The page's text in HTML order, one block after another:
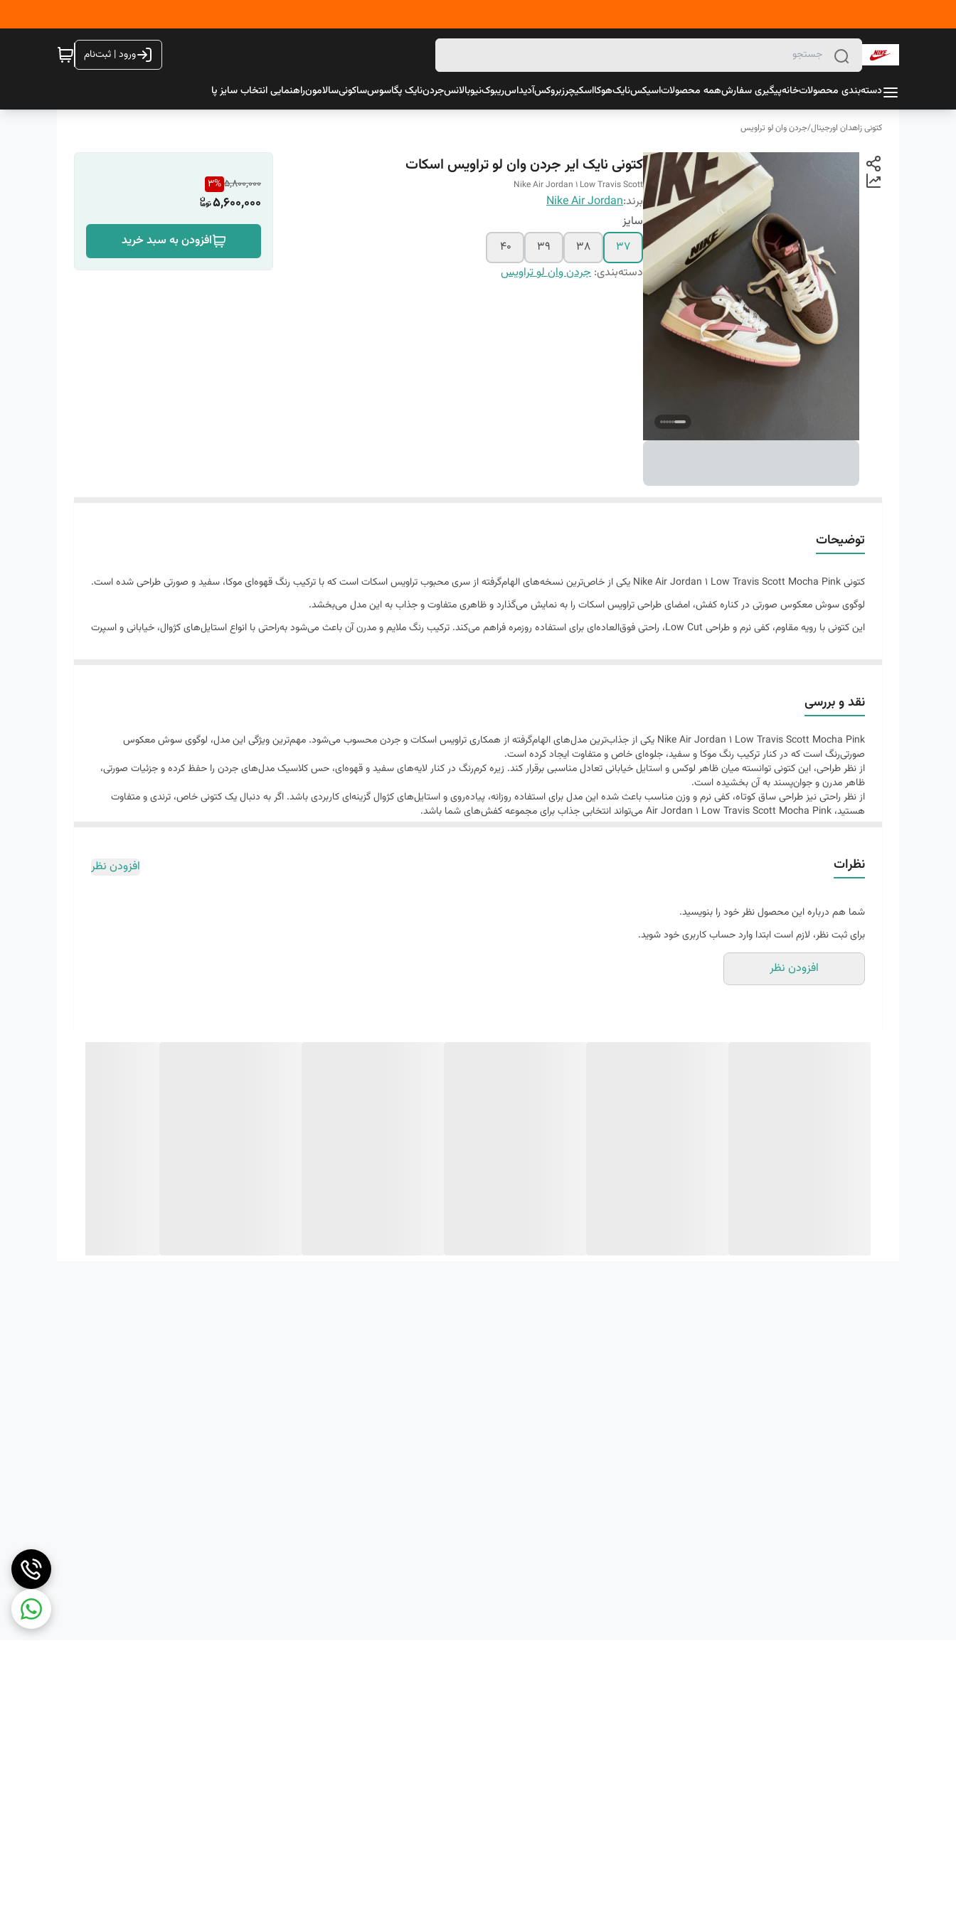
ورود | ثبت‌نام
دسته‌بندی محصولاتخانهپیگیری سفارشهمه محصولاتاسیکسنایکهوکااسکیچرزبروکسآدیداسریبوکنیوبالانسجردننایک پگاسوسساکونیسالامونراهنمایی انتخاب سایز پا
کتونی زاهدان اورجینال/جردن وان لو تراویس
کتونی نایک ایر جردن وان لو تراویس اسکات
Nike Air Jordan 1 Low Travis Scott
برند:Nike Air Jordan
سایز
37
38
39
40
دسته‌بندی: جردن وان لو تراویس
5,800,000
3%
5,600,000
افزودن به سبد خرید
توضیحات
کتونی Nike Air Jordan 1 Low Travis Scott Mocha Pink یکی از خاص‌ترین نسخه‌های الهام‌گرفته از سری محبوب تراویس اسکات است که با ترکیب رنگ قهوه‌ای موکا، سفید و صورتی طراحی شده است.
لوگوی سوش معکوس صورتی در کناره کفش، امضای طراحی تراویس اسکات را به نمایش می‌گذارد و ظاهری متفاوت و جذاب به این مدل می‌بخشد.
این کتونی با رویه مقاوم، کفی نرم و طراحی Low Cut، راحتی فوق‌العاده‌ای برای استفاده روزمره فراهم می‌کند. ترکیب رنگ ملایم و مدرن آن باعث می‌شود به‌راحتی با انواع استایل‌های کژوال، خیابانی و اسپرت
ویژگی‌های محصول
برند: Nike Jordan
مدل: Air Jordan 1 Low Travis Scott Inspired
رنگ: سفید، قهوه‌ای موکا و صورتی
لوگوی سوش معکوس در کناره کفش
زیره مقاوم و ضدسایش
مناسب استفاده روزمره و استریت استایل
طراحی سبک و کاربردی
نقد و بررسی
Nike Air Jordan 1 Low Travis Scott Mocha Pink یکی از جذاب‌ترین مدل‌های الهام‌گرفته از همکاری تراویس اسکات و جردن محسوب می‌شود. مهم‌ترین ویژگی این مدل، لوگوی سوش معکوس
صورتی‌رنگ است که در کنار ترکیب رنگ موکا و سفید، جلوه‌ای خاص و متفاوت ایجاد کرده است.
از نظر طراحی، این کتونی توانسته میان ظاهر لوکس و استایل خیابانی تعادل مناسبی برقرار کند. زیره کرم‌رنگ در کنار لایه‌های سفید و قهوه‌ای، حس کلاسیک مدل‌های جردن را حفظ کرده و جزئیات صورتی،
ظاهر مدرن و جوان‌پسند به آن بخشیده است.
از نظر راحتی نیز طراحی ساق کوتاه، کفی نرم و وزن مناسب باعث شده این مدل برای استفاده روزانه، پیاده‌روی و استایل‌های کژوال گزینه‌ای کاربردی باشد. اگر به دنبال یک کتونی خاص، ترندی و متفاوت
هستید، Air Jordan 1 Low Travis Scott Mocha Pink می‌تواند انتخابی جذاب برای مجموعه کفش‌های شما باشد.
نظرات افزودن نظر
شما هم درباره این محصول نظر خود را بنویسید.
برای ثبت نظر، لازم است ابتدا وارد حساب کاربری خود شوید.
افزودن نظر